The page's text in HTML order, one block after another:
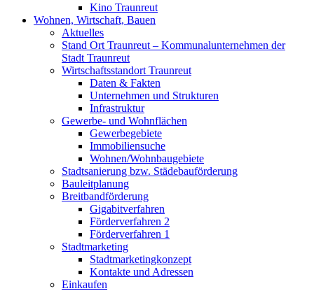
Kino Traunreut
Wohnen, Wirtschaft, Bauen
Aktuelles
Stand Ort Traunreut – Kommunalunternehmen der
Stadt Traunreut
Wirtschaftsstandort Traunreut
Daten & Fakten
Unternehmen und Strukturen
Infrastruktur
Gewerbe- und Wohnflächen
Gewerbegebiete
Immobiliensuche
Wohnen/Wohnbaugebiete
Stadtsanierung bzw. Städebauförderung
Bauleitplanung
Breitbandförderung
Gigabitverfahren
Förderverfahren 2
Förderverfahren 1
Stadtmarketing
Stadtmarketingkonzept
Kontakte und Adressen
Einkaufen